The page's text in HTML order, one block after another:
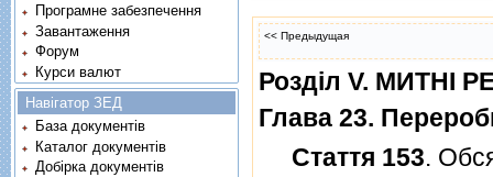
<< Предыдущая
Роздiл V. МИТНI
Глава 23.
Стаття 153.
Програмне забезпечення
Завантаження
Форум
Курси валют
Навігатор ЗЕД
База документів
Каталог документів
Добірка документів